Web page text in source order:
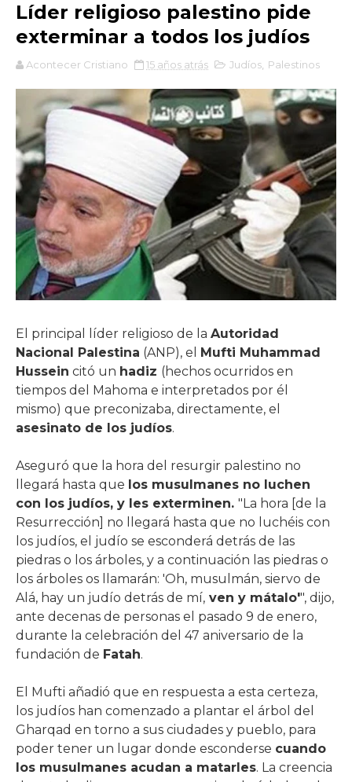
Líder religioso palestino pide
exterminar a todos los judíos
Acontecer Cristiano 15 años atrás Judíos Palestinos
El principal líder religioso de la Autoridad
Nacional Palestina (ANP), el
Mufti Muhammad
Hussein citó un hadiz (hechos ocurridos en
tiempos del Mahoma e interpretados por él
mismo) que preconizaba, directamente, el
asesinato de los judíos.
Aseguró que la hora del resurgir palestino no
llegará hasta que los musulmanes no luchen
con los judíos, y les exterminen. "La hora [de la
Resurrección] no llegará hasta que no luchéis con
los judíos, el judío se esconderá detrás de las
piedras o los árboles, y a continuación las piedras o
los árboles os llamarán: 'Oh, musulmán, siervo de
Alá, hay un judío detrás de mí, ven y mátalo'", dijo,
ante decenas de personas el pasado 9 de enero,
durante la celebración del 47 aniversario de la
fundación de Fatah.
El Mufti añadió que en respuesta a esta certeza,
los judíos han comenzado a plantar el árbol del
Gharqad en torno a sus ciudades y pueblo, para
poder tener un lugar donde esconderse cuando
los musulmanes acudan a matarles. La creencia